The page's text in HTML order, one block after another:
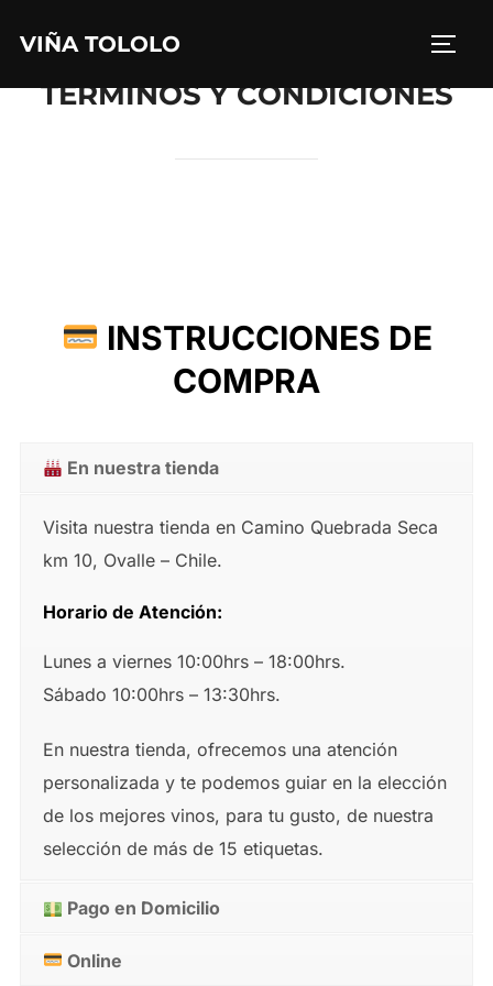
VIÑA TOLOLO
TÉRMINOS Y CONDICIONES
INSTRUCCIONES DE
COMPRA
En nuestra tienda
Visita nuestra tienda en Camino Quebrada Seca
km 10, Ovalle – Chile.
Horario de Atención:
Lunes a viernes 10:00hrs – 18:00hrs.
Sábado 10:00hrs – 13:30hrs.
En nuestra tienda, ofrecemos una atención
personalizada y te podemos guiar en la elección
de los mejores vinos, para tu gusto, de nuestra
selección de más de 15 etiquetas.
Pago en Domicilio
Online